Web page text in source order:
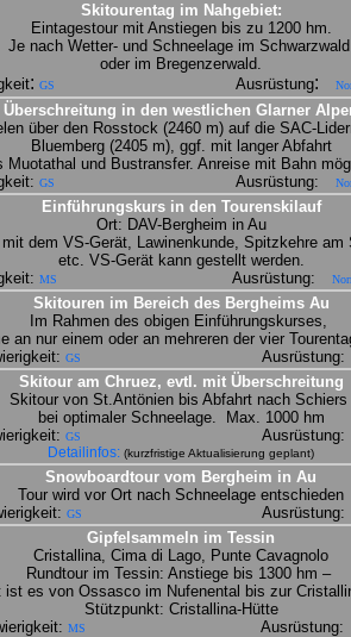
Skitourentag im Nahgebiet:
Eintagestour mit Anstiegen bis zu 1200 hm.
Je nach Wetter- und Schneelage im
oder im Bregenzerwald.
:GS Ausrüstung:
Überschreitung in den westlichen Glarner
über den Rosstock (2460 m) auf die SAC-
Bluemberg (2405 m), ggf. mit langer Abfahrt
Muotathal und Bustransfer. Anreise mit Bahn
GS Ausrüstung:
Einführungskurs in den Tourenskilauf
Ort: DAV-Bergheim in Au
mit dem VS-Gerät, Lawinenkunde, Spitzkehre
etc. VS-Gerät kann gestellt werden.
MS Ausrüstung:
Skitouren im Bereich des Bergheims Au
Im Rahmen des obigen Einführungskurses,
an nur einem oder an mehreren der vier
GS Ausrüstung:
Skitour am Chruez, evtl. mit Überschreitung
Skitour von St.Antönien bis Abfahrt nach
bei optimaler Schneelage.
Max. 1000 hm
GS Ausrüstung:
Detailinfos: (kurzfristige Aktualisierung geplant)
Snowboardtour vom Bergheim in Au
Tour wird vor Ort nach Schneelage entschieden
GS
Ausrüstung:
Gipfelsammeln im Tessin
Cristallina, Cima di Lago, Punte Cavagnolo
Rundtour im Tessin: Anstiege bis 1300 hm –
ist es von Ossasco im Nufenental bis zur
Stützpunkt: Cristallina-Hütte
MS Ausrüstung: